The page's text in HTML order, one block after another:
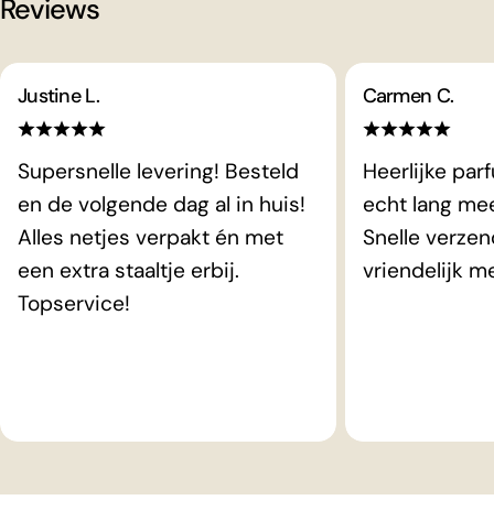
Reviews
Justine L.
Supersnelle levering! Besteld
en de volgende dag al in huis!
Alles netjes verpakt én met
een extra staaltje erbij.
Topservice!
Carmen C.
Heerlijke
echt lang
Snelle
vriendelijk